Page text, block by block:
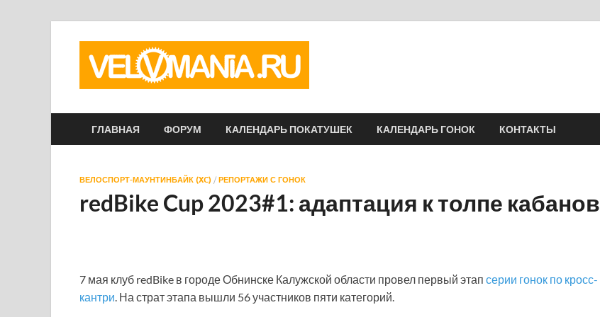
ГЛАВНАЯ ФОРУМ КАЛЕНДАРЬ ПОКАТУШЕК КАЛЕНДАРЬ ГОНОК КОНТАКТЫ
ВЕЛОСПОРТ-МАУНТИНБАЙК (XC) / РЕПОРТАЖИ С ГОНОК
redBike Cup 2023#1: адаптация к толпе кабанов
7 мая клуб redBike в городе Обнинске Калужской области провел первый этап серии гонок по кросс-
кантри. На страт этапа вышли 56 участников пяти категорий.